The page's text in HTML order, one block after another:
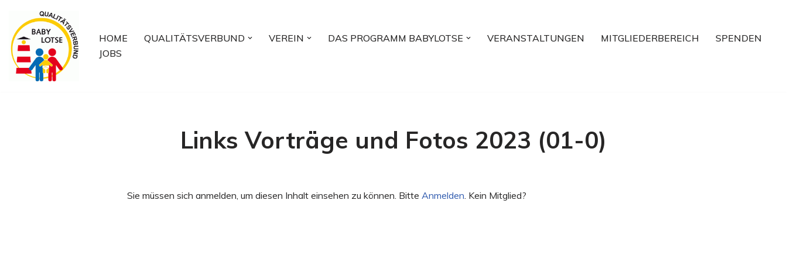
Zum
Inhalt
springen
HOME QUALITÄTSVERBUND VEREIN DAS PROGRAMM BABYLOTSE VERANSTALTUNGEN MITGLIEDERBEREICH
SPENDEN
JOBS
Links Vorträge und Fotos 2023 (01-0)
Sie müssen sich anmelden, um diesen Inhalt einsehen zu können. Bitte Anmelden . Kein Mitglied?